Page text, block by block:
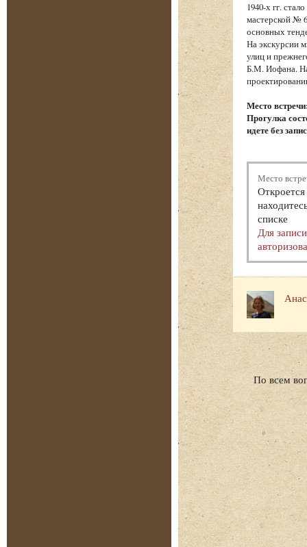
1940-х гг.
мастерской №
основных
На экскурсии
улиц и
Б.М. Иофана.
Место
Прогулка
идете без
Место
списке
Для
По всем